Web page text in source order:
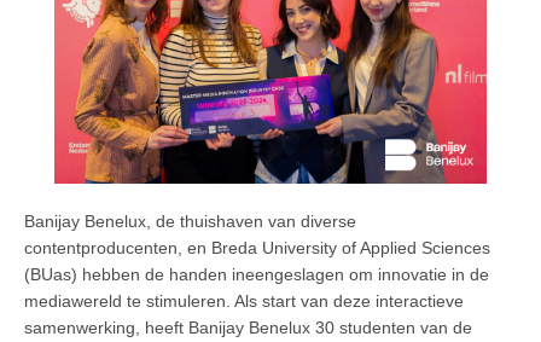
Banijay Benelux, de thuishaven van diverse
contentproducenten, en Breda University of Applied Sciences
(BUas) hebben de handen ineengeslagen om innovatie in de
mediawereld te stimuleren. Als start van deze interactieve
samenwerking, heeft Banijay Benelux 30 studenten van de